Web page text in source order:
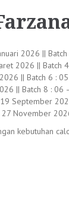
2026 ||
2026 ||
|| Batch 6 :
|| Batch 8 :
September
November
kebutuhan